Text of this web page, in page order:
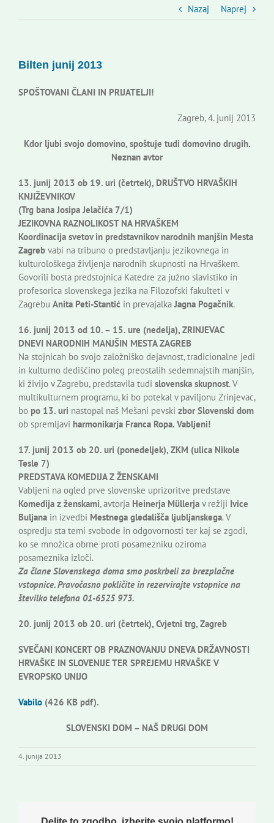
Kontakti
Koristne informacije
Nazaj Naprej
Bilten junij 2013
SPOŠTOVANI ČLANI IN PRIJATELJI!
Zagreb, 4. junij 2013
Kdor ljubi svojo domovino, spoštuje tudi domovino drugih.
Neznan avtor
13. junij 2013 ob 19. uri (četrtek), DRUŠTVO HRVAŠKIH
KNJIŽEVNIKOV
(Trg bana Josipa Jelačića 7/1)
JEZIKOVNA RAZNOLIKOST NA HRVAŠKEM
Koordinacija svetov in predstavnikov narodnih manjšin Mesta
Zagreb vabi na tribuno o predstavljanju jezikovnega in
kulturološkega življenja narodnih skupnosti na Hrvaškem.
Govorili bosta predstojnica Katedre za južno slavistiko in
profesorica slovenskega jezika na Filozofski fakulteti v
Zagrebu Anita Peti-Stantić in prevajalka Jagna Pogačnik.
16. junij 2013 od 10. – 15. ure (nedelja), ZRINJEVAC
DNEVI NARODNIH MANJŠIN MESTA ZAGREB
Na stojnicah bo svojo založniško dejavnost, tradicionalne jedi
in kulturno dediščino poleg preostalih sedemnajstih manjšin,
ki živijo v Zagrebu, predstavila tudi slovenska skupnost. V
multikulturnem programu, ki bo potekal v paviljonu Zrinjevac,
bo po 13. uri nastopal naš Mešani pevski zbor Slovenski dom
ob spremljavi harmonikarja Franca Ropa. Vabljeni!
17. junij 2013 ob 20. uri (ponedeljek), ZKM (ulica Nikole
Tesle 7)
PREDSTAVA KOMEDIJA Z ŽENSKAMI
Vabljeni na ogled prve slovenske uprizoritve predstave
Komedija z ženskami, avtorja Heinerja Müllerja v režiji Ivice
Buljana in izvedbi Mestnega gledališča ljubljanskega. V
ospredju sta temi svobode in odgovornosti ter kaj se zgodi,
ko se množica obrne proti posamezniku oziroma
posameznika izloči.
Za člane Slovenskega doma smo poskrbeli za brezplačne
vstopnice. Pravočasno pokličite in rezervirajte vstopnice na
številko telefona 01-6525 973.
20. junij 2013 ob 20. uri (četrtek), Cvjetni trg, Zagreb
SVEČANI KONCERT OB PRAZNOVANJU DNEVA DRŽAVNOSTI
HRVAŠKE IN SLOVENIJE TER SPREJEMU HRVAŠKE V
EVROPSKO UNIJO
Vabilo (426 KB pdf).
SLOVENSKI DOM – NAŠ DRUGI DOM
4. junija 2013